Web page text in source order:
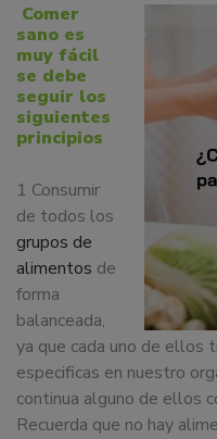
dedicamos
a
la
docencia
y
formación
sobre
la
alimentaria
tanto
para
particulares,
instituciones,
organismos,
empresas,
Comer
sano es
muy fácil
se debe
seguir los
siguientes
principios
1 Consumir
de todos los
grupos de
alimentos de
forma
balanceada,
ya que cada uno de ellos
especificas en nuestro
continua alguno de ellos
Recuerda que no hay